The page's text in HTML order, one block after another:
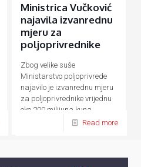
Ministrica Vučković
najavila izvanrednu
mjeru za
poljoprivrednike
Zbog velike suše
Ministarstvo poljoprivrede
najavilo je izvanrednu mjeru
za poljoprivrednike vrijednu
oko 200 milijuna kuna
Read more